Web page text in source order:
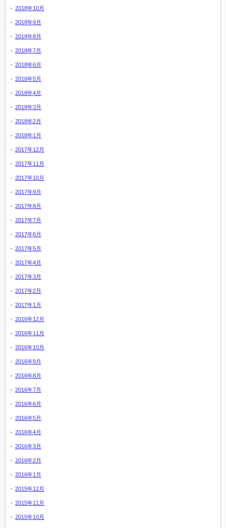
2018年10月
2018年9月
2018年8月
2018年7月
2018年6月
2018年5月
2018年4月
2018年3月
2018年2月
2018年1月
2017年12月
2017年11月
2017年10月
2017年9月
2017年8月
2017年7月
2017年6月
2017年5月
2017年4月
2017年3月
2017年2月
2017年1月
2016年12月
2016年11月
2016年10月
2016年9月
2016年8月
2016年7月
2016年6月
2016年5月
2016年4月
2016年3月
2016年2月
2016年1月
2015年12月
2015年11月
2015年10月